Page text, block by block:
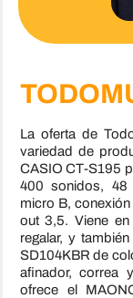
La oferta de
variedad de
CASIO CT-S195
400 sonidos, 48
micro B,
out 3,5. Viene
regalar, y
SD104KBR de
afinador, correa
ofrece el